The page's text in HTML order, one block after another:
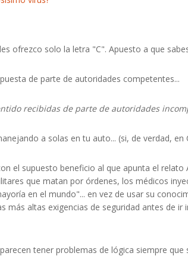
ofrezco solo la letra "C". Apuesto a que
de parte de autoridades competentes...
recibidas de parte de autoridades
a solas en tu auto... (si, de verdad, en
el supuesto beneficio al que apunta el relato
que matan por órdenes, los médicos
en el mundo"... en vez de usar su
más altas exigencias de seguridad antes de
tener problemas de lógica siempre